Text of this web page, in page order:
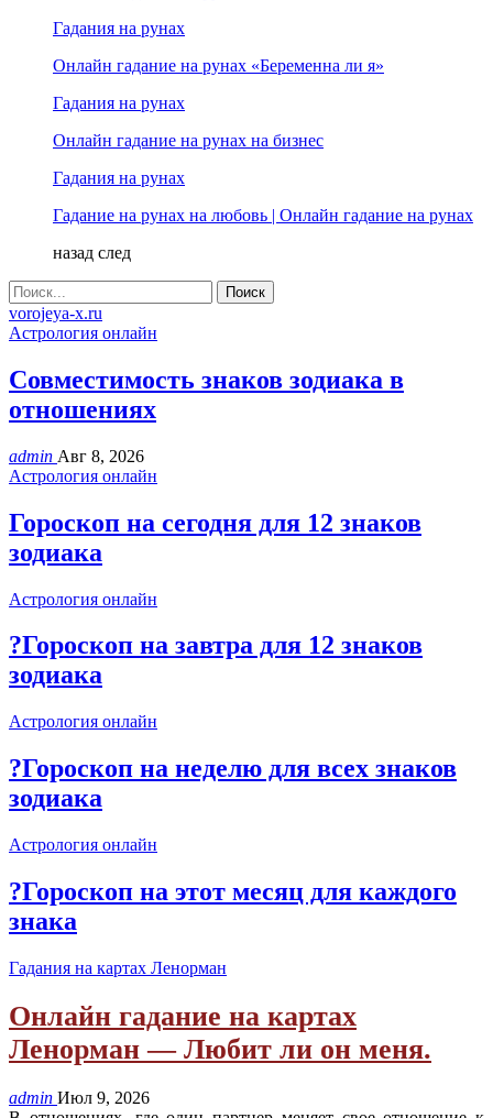
Гадания на рунах
Онлайн гадание на рунах «Беременна ли я»
Гадания на рунах
Онлайн гадание на рунах на бизнес
Гадания на рунах
Гадание на рунах на любовь | Онлайн гадание на рунах
назад след
vorojeya-x.ru
Астрология онлайн
Совместимость знаков зодиака в
отношениях
admin Авг 8, 2026
Астрология онлайн
Гороскоп на сегодня для 12 знаков
зодиака
Астрология онлайн
?Гороскоп на завтра для 12 знаков
зодиака
Астрология онлайн
?Гороскоп на неделю для всех знаков
зодиака
Астрология онлайн
?Гороскоп на этот месяц для каждого
знака
Гадания на картах Ленорман
Онлайн гадание на картах
Ленорман — Любит ли он меня.
admin Июл 9, 2026